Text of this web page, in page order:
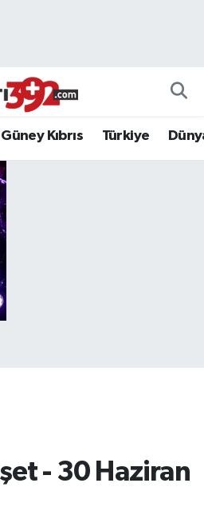
Güney Kıbrıs Türkiye
- 30 Haziran